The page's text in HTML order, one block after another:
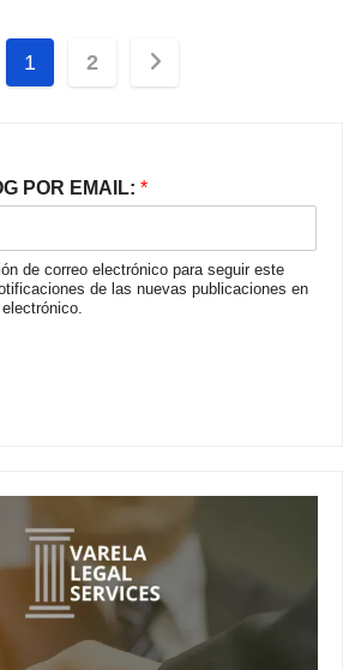
Paginación
1 2
POR EMAIL: *
de correo electrónico para seguir este
de las nuevas publicaciones en